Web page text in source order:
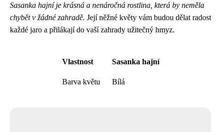
Sasanka hajní je krásná a nenáročná rostlina, která by neměla
chybět v žádné zahradě. Její něžné květy vám budou dělat radost
každé jaro a přilákají do vaší zahrady užitečný hmyz.
Vlastnost Sasanka hajní
Barva květu Bílá